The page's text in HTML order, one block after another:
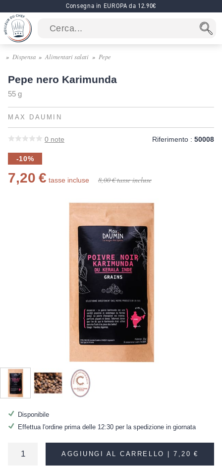
Consegna in EUROPA da 12.90€
Dispensa Alimentari salati Pepe
Pepe nero Karimunda
55 g
MAX DAUMIN
0 note Riferimento : 50008
-10%
7,20 € tasse incluse 8,00 €tasse incluse
Disponibile
Effettua l'ordine prima delle 12:30 per la spedizione in giornata
AGGIUNGI AL CARRELLO |7,20 €